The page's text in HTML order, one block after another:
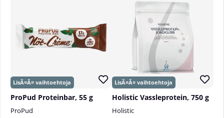
ProPud Proteinbar, 55 g
ProPud
Holistic Vassleprotein, 750 g
Holistic